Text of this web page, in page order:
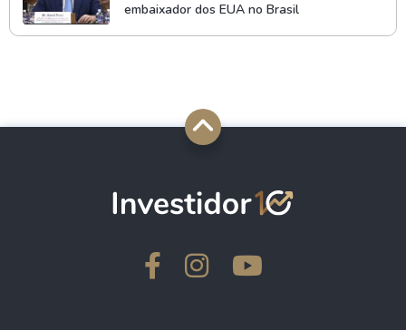
embaixador dos EUA no Brasil